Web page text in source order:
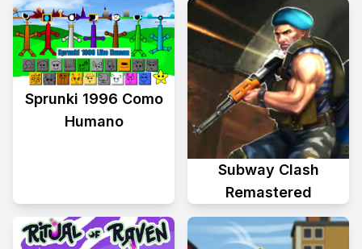
Sprunki 1996 Como
Humano
Subway Clash
Remastered